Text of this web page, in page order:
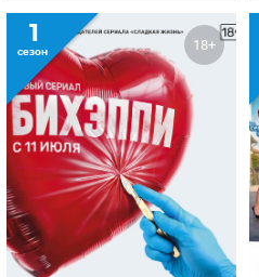
1
сезон 18+